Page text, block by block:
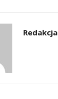
Redakcja